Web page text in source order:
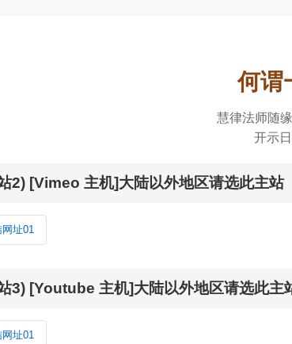
何谓
慧律法师随
开示
2) [Vimeo 主机]大陆以外地区请选此主站
网址01
3) [Youtube 主机]大陆以外地区请选此主
网址01